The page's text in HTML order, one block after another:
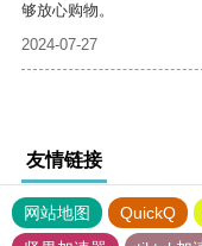
够放心购物。
2024-07-27
友情链接
网站地图 QuickQ